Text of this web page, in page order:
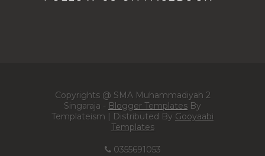
Copyrights @ SMA Muhammadiyah 2
Singaraja - Blogger Templates By
Templateism | Distributed By Gooyaabi
Templates
0355691053